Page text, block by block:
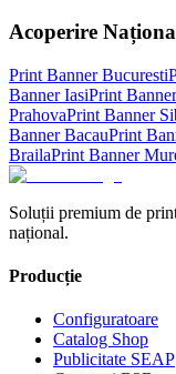
Acoperire
Print BannerBucuresti
BannerIasiPrint
PrahovaPrint Banner
BannerBacauPrint
BrailaPrint Banner
Soluții premium de
național.
Producție
Configuratoare
Catalog Shop
Publicitate SEAP